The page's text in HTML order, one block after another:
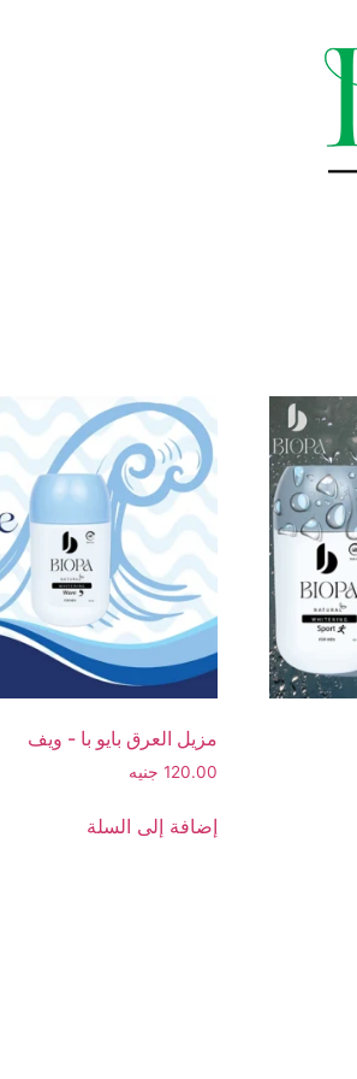
مزيل العرق بايو با - ويف
120.00 جنيه
إضافة إلى السلة